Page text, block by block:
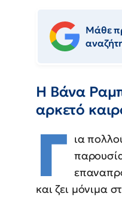
Μάθε
Η Βάνα
αρκετό
Γ ια
και ζει μόνιμα